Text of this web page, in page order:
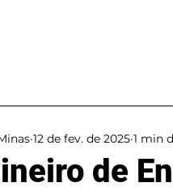
de
12 de fev. de 2025 1 min